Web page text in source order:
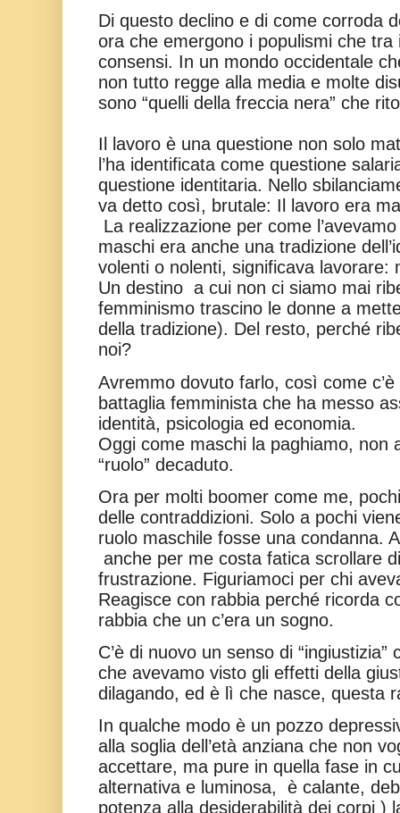
Di questo declino e di come corroda
ora che emergono i populismi che tra
consensi. In un mondo occidentale
non tutto regge alla media e molte
sono “quelli della freccia nera” che
Il lavoro è una questione non solo
l’ha identificata come questione
questione identitaria. Nello
va detto così, brutale: Il lavoro era
La realizzazione per come
maschi era anche una tradizione
volenti o nolenti, significava lavorare:
Un destino a cui non ci siamo mai
femminismo trascino le donne a
della tradizione). Del resto, perché
noi?
Avremmo dovuto farlo, così come
battaglia femminista che ha messo
identità, psicologia ed economia.
Oggi come maschi la paghiamo, non
“ruolo” decaduto.
Ora per molti boomer come me,
delle contraddizioni. Solo a pochi
ruolo maschile fosse una condanna.
anche per me costa fatica scrollare
frustrazione. Figuriamoci per chi
Reagisce con rabbia perché ricorda
rabbia che un c’era un sogno.
C’è di nuovo un senso di
che avevamo visto gli effetti della
dilagando, ed è lì che nasce, questa
In qualche modo è un pozzo
alla soglia dell’età anziana che non
accettare, ma pure in quella fase in
alternativa e luminosa,
è calante,
potenza alla desiderabilità dei corpi )